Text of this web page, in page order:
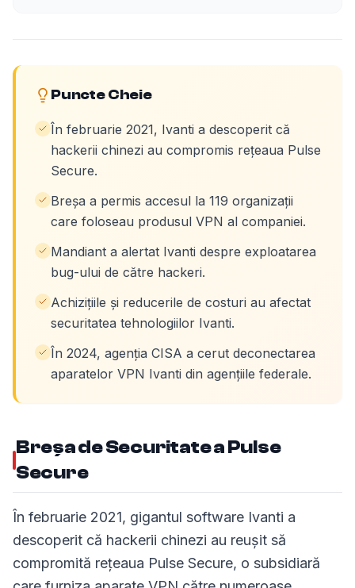
Puncte Cheie
În februarie 2021, Ivanti a descoperit că
hackerii chinezi au compromis rețeaua Pulse
Secure.
Breșa a permis accesul la 119 organizații
care foloseau produsul VPN al companiei.
Mandiant a alertat Ivanti despre exploatarea
bug-ului de către hackeri.
Achizițiile și reducerile de costuri au afectat
securitatea tehnologiilor Ivanti.
În 2024, agenția CISA a cerut deconectarea
aparatelor VPN Ivanti din agențiile federale.
Breșa de Securitate a Pulse
Secure
În februarie 2021, gigantul software Ivanti a
descoperit că hackerii chinezi au reușit să
compromită rețeaua Pulse Secure, o subsidiară